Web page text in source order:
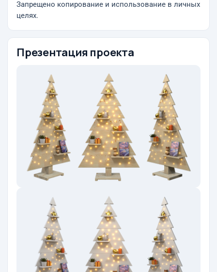
Запрещено копирование и использование в личных
целях.
Презентация проекта